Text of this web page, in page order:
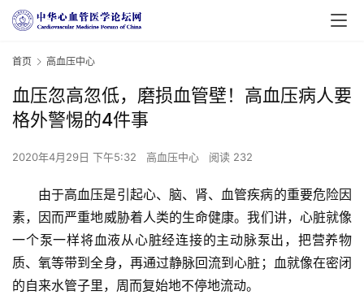
首页 高血压中心
血压忽高忽低，磨损血管壁！高血压病人要
格外警惕的4件事
2020年4月29日 下午5:32 高血压中心 阅读 232
由于高血压是引起心、脑、肾、血管疾病的重要危险因
素，因而严重地威胁着人类的生命健康。我们讲，心脏就像
一个泵一样将血液从心脏经连接的主动脉泵出，把营养物
质、氧等带到全身，再通过静脉回流到心脏；血就像在密闭
的自来水管子里，周而复始地不停地流动。